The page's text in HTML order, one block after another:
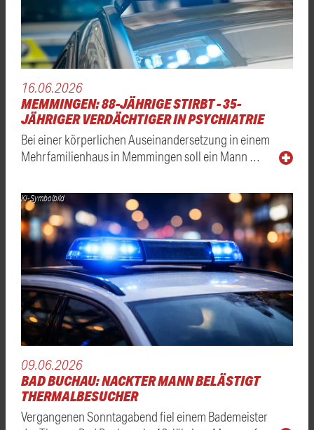
16.06.2026
MEMMINGEN: 88-JÄHRIGE STIRBT - 35-
JÄHRIGER VERDÄCHTIGER IN PSYCHIATRIE
Bei einer körperlichen Auseinandersetzung in einem
Mehrfamilienhaus in Memmingen soll ein Mann …
KI-Symbolbild
09.06.2026
BAD BUCHAU: NACKTER MANN BELÄSTIGT
THERMALBESUCHER
Vergangenen Sonntagabend fiel einem Bademeister